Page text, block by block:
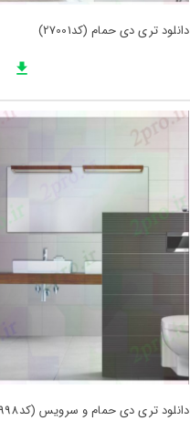
دانلود تری دی حمام (کد27001)
دانلود تری دی حمام و سرویس (کد26998)